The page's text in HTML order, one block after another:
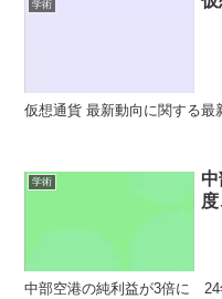
学術
仮想通貨 最新動向に関する最
学術
中部空港の純利益が3倍に 24